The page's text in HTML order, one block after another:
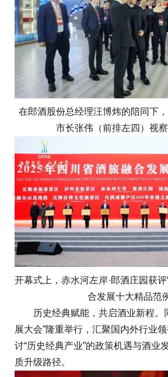
在郎酒股份总经理汪博炜的陪同下，
市长张伟（前排左四）视
开幕式上，赤水河左岸·郎酒庄园获
合发展十大精品范
历史经典赋能，共启酒业新程。
展大会”隆重举行，汇聚国内外行业
讨“历史经典产业”的政策机遇与酒业
质升级路径。